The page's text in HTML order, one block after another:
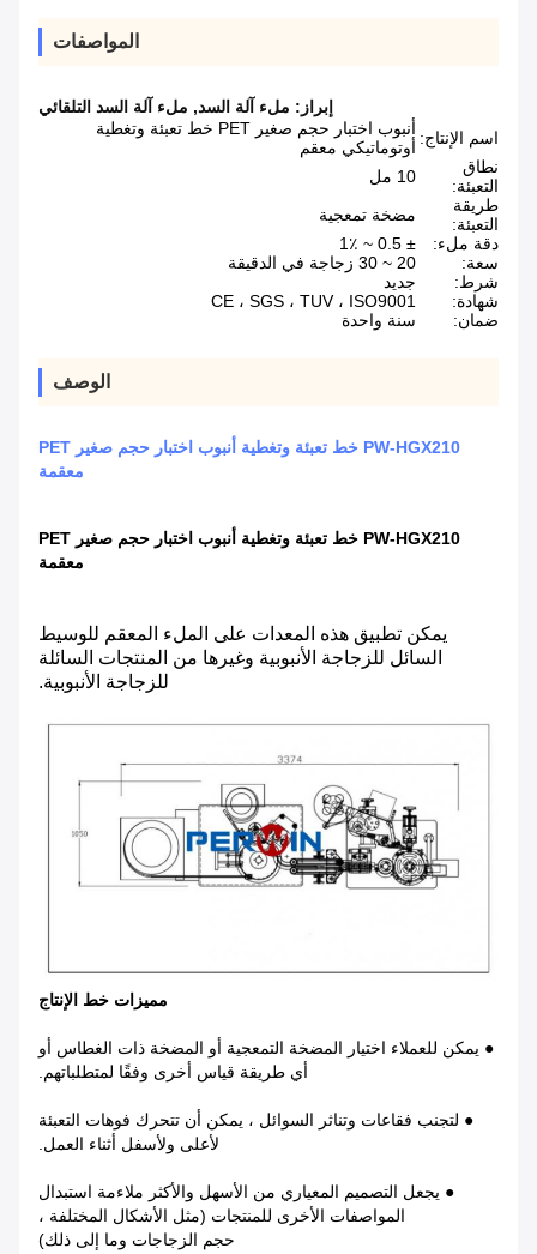
المواصفات
إبراز: ملء آلة السد, ملء آلة السد التلقائي
اسم الإنتاج:
أنبوب اختبار حجم صغير PET خط تعبئة وتغطية
أوتوماتيكي معقم
نطاق
التعبئة:
10 مل
طريقة
التعبئة:
مضخة تمعجية
دقة ملء:
± 0.5 ~ 1٪
سعة:
20 ~ 30 زجاجة في الدقيقة
شرط:
جديد
شهادة:
CE ، SGS ، TUV ، ISO9001
ضمان:
سنة واحدة
الوصف
PW-HGX210 خط تعبئة وتغطية أنبوب اختبار حجم صغير PET
معقمة
PW-HGX210 خط تعبئة وتغطية أنبوب اختبار حجم صغير PET
معقمة
يمكن تطبيق هذه المعدات على الملء المعقم للوسيط
السائل للزجاجة الأنبوبية وغيرها من المنتجات السائلة
للزجاجة الأنبوبية.
مميزات خط الإنتاج
● يمكن للعملاء اختيار المضخة التمعجية أو المضخة ذات الغطاس أو
أي طريقة قياس أخرى وفقًا لمتطلباتهم.
● لتجنب فقاعات وتناثر السوائل ، يمكن أن تتحرك فوهات التعبئة
لأعلى ولأسفل أثناء العمل.
● يجعل التصميم المعياري من الأسهل والأكثر ملاءمة استبدال
المواصفات الأخرى للمنتجات (مثل الأشكال المختلفة ،
حجم الزجاجات وما إلى ذلك)